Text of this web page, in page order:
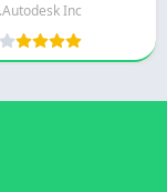
Autodesk Inc.